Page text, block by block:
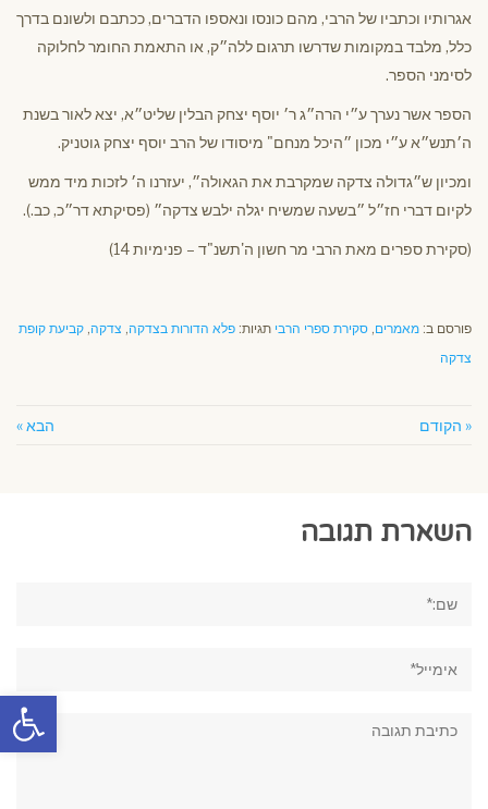
פתח
אגרותיו וכתביו של הרבי, מהם כונסו ונאספו הדברים, ככתבם ולשונם בדרך
כלל, מלבד במקומות שדרשו תרגום ללה״ק, או התאמת החומר לחלוקה
לסימני הספר.
הספר אשר נערך ע״י הרה״ג ר׳ יוסף יצחק הבלין שליט״א, יצא לאור בשנת
ה׳תנש״א ע״י מכון ״היכל מנחם" מיסודו של הרב יוסף יצחק גוטניק.
ומכיון ש״גדולה צדקה שמקרבת את הגאולה״, יעזרנו ה׳ לזכות מיד ממש
לקיום דברי חז״ל ״בשעה שמשיח יגלה ילבש צדקה״ (פסיקתא דר״כ, כב.).
(סקירת ספרים מאת הרבי מר חשון ה'תשנ"ד – פנימיות 14)
פורסם ב: מאמרים, סקירת ספרי הרבי תגיות: פלא הדורות בצדקה, צדקה, קביעת קופת
צדקה
« הקודם הבא »
השארת תגובה